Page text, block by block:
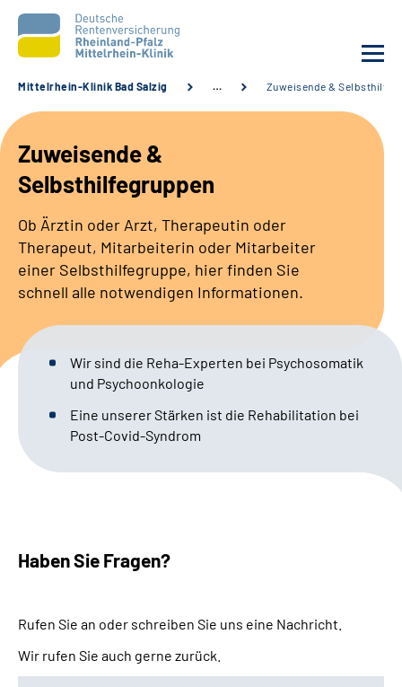
Unsere Klinik
Unsere Angebote
Ihre Rehabilitation
Karriere
Selbsthilfegruppen
Suche
Leichte Sprache
Mittelrhein-Klinik Bad Salzig … Zuweisende &
Zuweisende &
Selbsthilfegruppen
Ob Ärztin oder Arzt, Therapeutin oder
Therapeut, Mitarbeiterin oder Mitarbeiter
einer Selbsthilfegruppe, hier finden Sie
schnell alle notwendigen Informationen.
Wir sind die Reha-Experten bei Psychosomatik
und Psychoonkologie
Eine unserer Stärken ist die Rehabilitation bei
Post-Covid-Syndrom
Haben Sie Fragen?
Rufen Sie an oder schreiben Sie uns eine Nachricht.
Wir rufen Sie auch gerne zurück.